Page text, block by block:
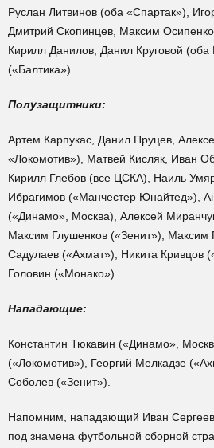
Руслан Литвинов (оба «Спартак»),
Дмитрий Скопинцев, Максим
Кирилл Данилов, Данил Круговой
(«Балтика»).
Полузащитники:
Артем Карпукас, Данил Пруцев,
«Локомотив»), Матвей Кисляк, Иван
Кирилл Глебов (все ЦСКА), Наиль
Ибрагимов («Манчестер Юнайтед»),
(«Динамо», Москва), Алексей
Максим Глушенков («Зенит»), Максим
Садулаев («Ахмат»), Никита Кривцов
Головин («Монако»).
Нападающие:
Константин Тюкавин («Динамо»,
(«Локомотив»), Георгий Мелкадзе
Соболев («Зенит»).
Напомним, нападающий Иван
под знамена футбольной сборной